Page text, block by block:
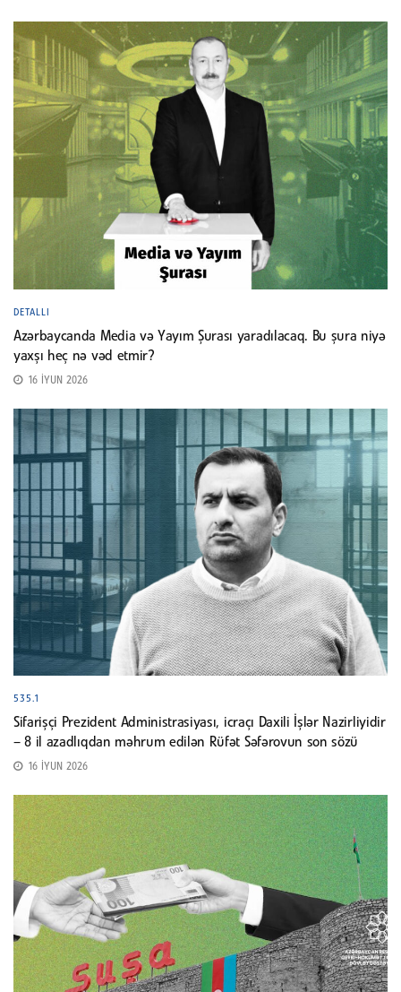
DETALLI
Azərbaycanda Media və Yayım Şurası yaradılacaq. Bu şura niyə
yaxşı heç nə vəd etmir?
16 İYUN 2026
535.1
Sifarişçi Prezident Administrasiyası, icraçı Daxili İşlər Nazirliyidir
– 8 il azadlıqdan məhrum edilən Rüfət Səfərovun son sözü
16 İYUN 2026